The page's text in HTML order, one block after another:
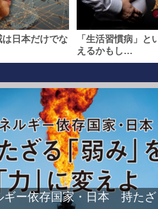
日本だけでな
「生活習慣病」と
えるかもし…
ギー依存国家・日本 持たざ